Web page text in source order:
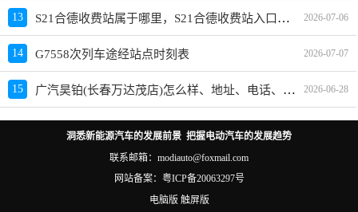
省道115线(乌鲁木齐-乌苏)71公里500米 1693
延安路文化路口 430
X155线 起点玛县繁育场桥头-终点玛县六户地 16公里
乌奎高速-乐土驿-3699十680M(3699KM+680M)-
G30_3686KM五工台立交桥(3686KM+000M)
X155线 起点玛县繁育场桥头-终点玛县六户地 15公里
150米
13 S21合德收费站属于哪里，S21合德收费站入口的详细地址 2026-07-06
14 G7558次列车途经站点时刻表 2026-07-07
15 广汽昊铂(长春万达茂店)怎么样、地址、电话、上班时间查询 2026-06-28
洞悉新能源汽车的发展前景 把握电动汽车的发展趋势
联系邮箱：modiauto@foxmail.com
网站备案： 粤ICP备20063297号
电脑版 触屏版